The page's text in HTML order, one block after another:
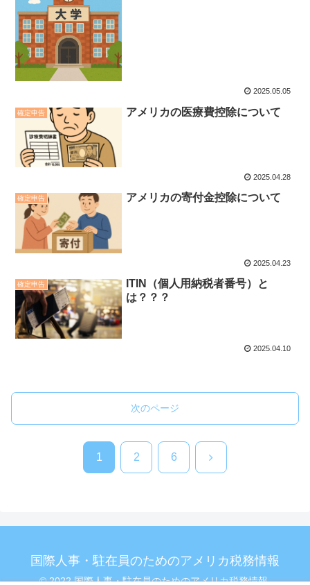
2025.05.05
確定申告 アメリカの医療費控除について
2025.04.28
確定申告 アメリカの寄付金控除について
2025.04.23
確定申告
ITIN（個人用納税者番号）と
は？？？
2025.04.10
次のページ
1 2 6 次
国際人事・駐在員のためのアメリカ税務情報
© 2022 国際人事・駐在員のためのアメリカ税務情報.